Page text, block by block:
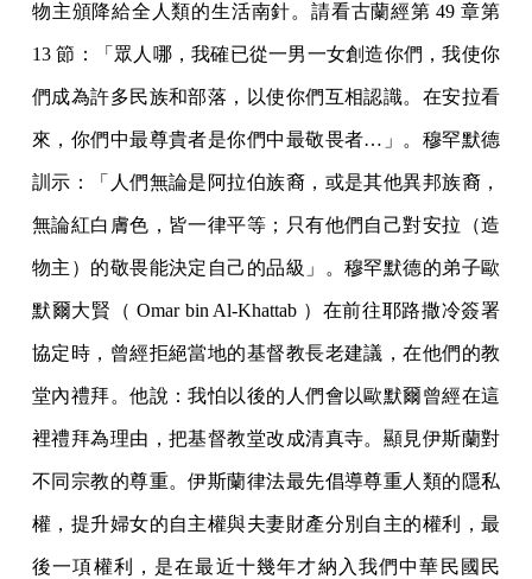
物主頒降給全人類的生活南針。請看古蘭經第 49 章第
13 節：「眾人哪，我確已從一男一女創造你們，我使你
們成為許多民族和部落，以使你們互相認識。在安拉看
來，你們中最尊貴者是你們中最敬畏者…」。穆罕默德
訓示：「人們無論是阿拉伯族裔，或是其他異邦族裔，
無論紅白膚色，皆一律平等；只有他們自己對安拉（造
物主）的敬畏能決定自己的品級」。穆罕默德的弟子歐
默爾大賢（ Omar bin Al-Khattab ）在前往耶路撒冷簽署
協定時，曾經拒絕當地的基督教長老建議，在他們的教
堂內禮拜。他說：我怕以後的人們會以歐默爾曾經在這
裡禮拜為理由，把基督教堂改成清真寺。顯見伊斯蘭對
不同宗教的尊重。伊斯蘭律法最先倡導尊重人類的隱私
權，提升婦女的自主權與夫妻財產分別自主的權利，最
後一項權利，是在最近十幾年才納入我們中華民國民